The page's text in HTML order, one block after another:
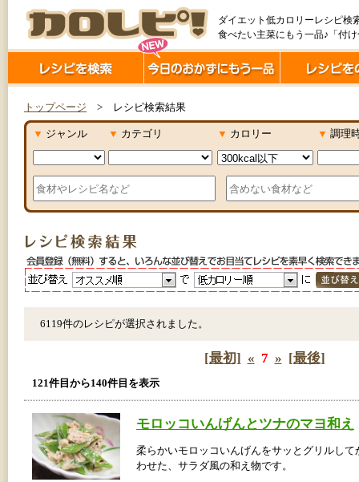
ダイエット低カロリーレシピ検
食べたい主菜にもう一品♪「付
トップページ > レシピ検索結果
▼ ジャンル ▼ カテゴリ ▼ カロリー ▼ 調理
6119件のレシピが選択されました。
[最初] « 7 » [最後]
121件目から140件目を表示
モロッコいんげんとツナのマヨ和え
柔らかいモロッコいんげんをサッとグリルして
わせた、サラダ風の和え物です。